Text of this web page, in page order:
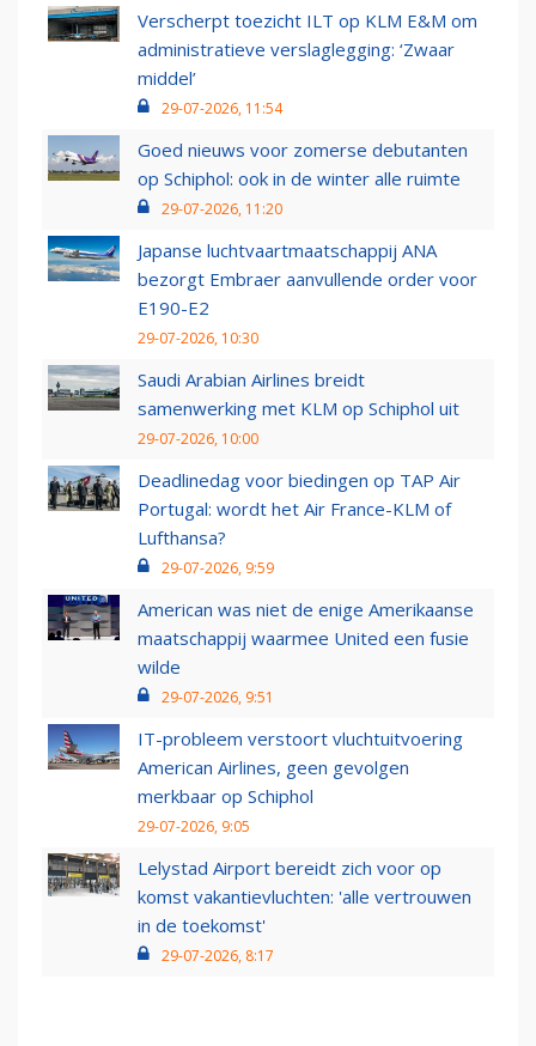
Verscherpt toezicht ILT op KLM E&M om
administratieve verslaglegging: ‘Zwaar
middel’
29-07-2026, 11:54
Goed nieuws voor zomerse debutanten
op Schiphol: ook in de winter alle ruimte
29-07-2026, 11:20
Japanse luchtvaartmaatschappij ANA
bezorgt Embraer aanvullende order voor
E190-E2
29-07-2026, 10:30
Saudi Arabian Airlines breidt
samenwerking met KLM op Schiphol uit
29-07-2026, 10:00
Deadlinedag voor biedingen op TAP Air
Portugal: wordt het Air France-KLM of
Lufthansa?
29-07-2026, 9:59
American was niet de enige Amerikaanse
maatschappij waarmee United een fusie
wilde
29-07-2026, 9:51
IT-probleem verstoort vluchtuitvoering
American Airlines, geen gevolgen
merkbaar op Schiphol
29-07-2026, 9:05
Lelystad Airport bereidt zich voor op
komst vakantievluchten: 'alle vertrouwen
in de toekomst'
29-07-2026, 8:17